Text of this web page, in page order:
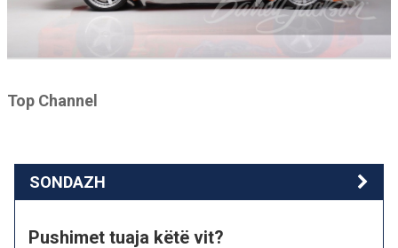
Top Channel
SONDAZH
Pushimet tuaja këtë vit?